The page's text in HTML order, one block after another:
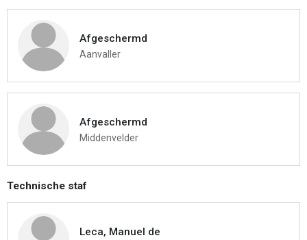
Afgeschermd
Aanvaller
Afgeschermd
Middenvelder
Technische staf
Leca, Manuel de